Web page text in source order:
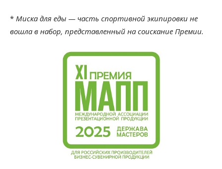
* Миска для еды — часть спортивной экипировки не
вошла в набор, представленный на соискание Премии.